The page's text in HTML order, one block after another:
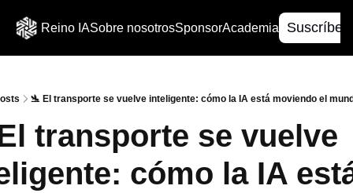
Reino IASobre nosotrosSponsorAcademia
🛬 ​El transporte se vuelve inteligente: cómo la IA está moviendo el
transporte se vuelve
cómo la IA